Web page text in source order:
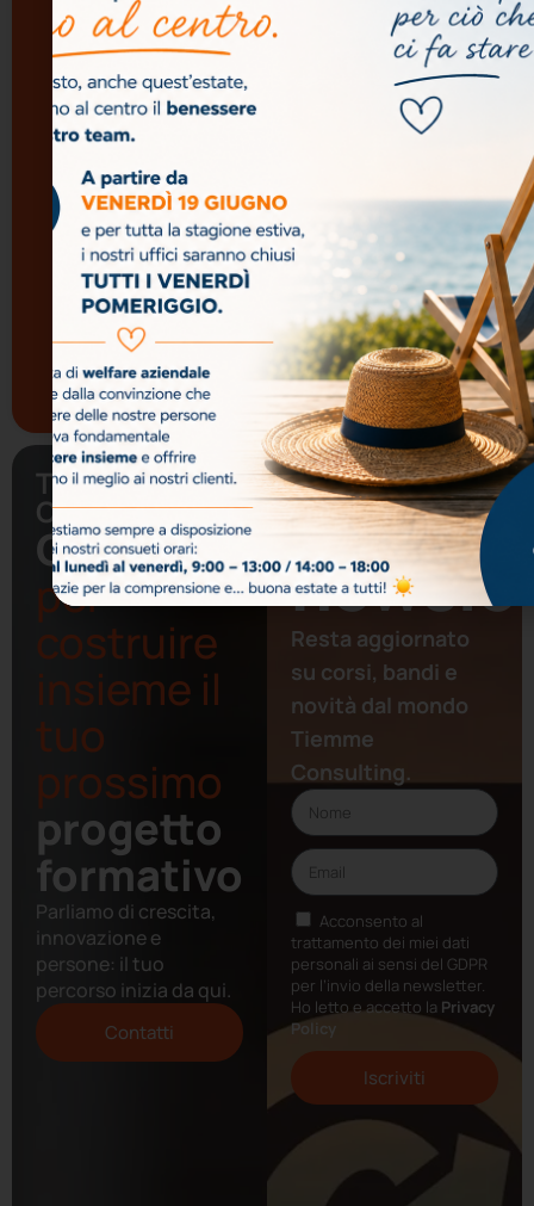
AGGIORNAMENTO
PER ADDETTI
ANTINCENDIO IN
ATTIVITÀ A RISCHIO
FORMAZIONE PER
ADDETTI
ANTINCENDIO IN
ATTIVITÀ A RISCHIO
ELEVATO”
Tutti i corsi di
Formazione Sicurezza
Ti. Emme.
Consulting
Contattaci
per
costruire
insieme il
tuo
prossimo
progetto
formativo
Parliamo di crescita,
innovazione e
persone: il tuo
percorso inizia da qui.
Contatti
Iscriviti alla
nostra
Resta aggiornato
su corsi, bandi e
novità dal mondo
Tiemme
Consulting.
Acconsento al
trattamento dei miei dati
personali ai sensi del GDPR
per l’invio della newsletter.
Ho letto e accetto la Privacy
Policy
Iscriviti